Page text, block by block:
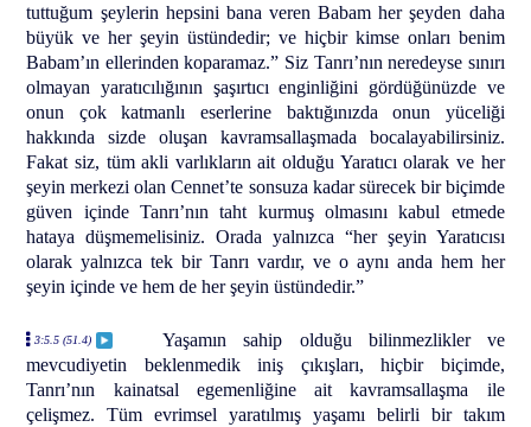
tuttuğum şeylerin hepsini bana veren Babam her şeyden daha
büyük ve her şeyin üstündedir; ve hiçbir kimse onları benim
Babam’ın ellerinden koparamaz.” Siz Tanrı’nın neredeyse sınırı
olmayan yaratıcılığının şaşırtıcı enginliğini gördüğünüzde ve
onun çok katmanlı eserlerine baktığınızda onun yüceliği
hakkında sizde oluşan kavramsallaşmada bocalayabilirsiniz.
Fakat siz, tüm akli varlıkların ait olduğu Yaratıcı olarak ve her
şeyin merkezi olan Cennet’te sonsuza kadar sürecek bir biçimde
güven içinde Tanrı’nın taht kurmuş olmasını kabul etmede
hataya düşmemelisiniz. Orada yalnızca “her şeyin Yaratıcısı
olarak yalnızca tek bir Tanrı vardır, ve o aynı anda hem her
şeyin içinde ve hem de her şeyin üstündedir.”
3:5.5 (51.4)
Yaşamın sahip olduğu bilinmezlikler ve
mevcudiyetin beklenmedik iniş çıkışları, hiçbir biçimde,
Tanrı’nın kainatsal egemenliğine ait kavramsallaşma ile
çelişmez. Tüm evrimsel yaratılmış yaşamı belirli bir takım